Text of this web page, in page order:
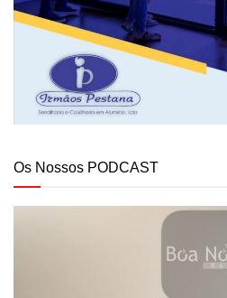
Os Nossos PODCAST